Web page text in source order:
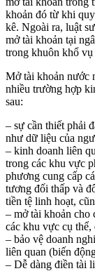
khoản đó từ khi
kê. Ngoài ra, luật
mở tài khoản tại
trong khuôn khổ vụ
Mở tài khoản nước
nhiều trường hợp
sau:
– sự cần thiết phải
như dữ liệu của
– kinh doanh liên
trong các khu vực
phương cung cấp
tương đối thấp và
tiền tệ linh hoạt,
– mở tài khoản cho
các khu vực cụ
– bảo vệ doanh
liên quan (biến
– Dễ dàng điền tài